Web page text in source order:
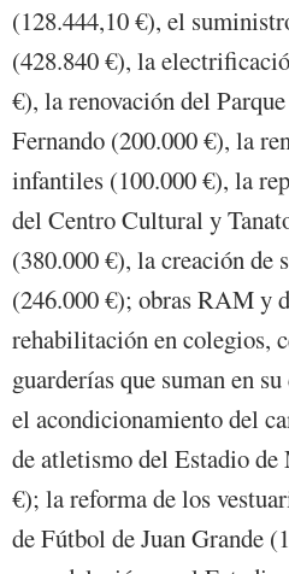
(128.444,10 €), el
(428.840 €), la
€), la renovación del
Fernando (200.000 €), la
infantiles (100.000 €), la
del Centro Cultural y
(380.000 €), la creación de
(246.000 €); obras RAM y
rehabilitación en colegios,
guarderías que suman en
el acondicionamiento del
de atletismo del Estadio de
€); la reforma de los
de Fútbol de Juan Grande